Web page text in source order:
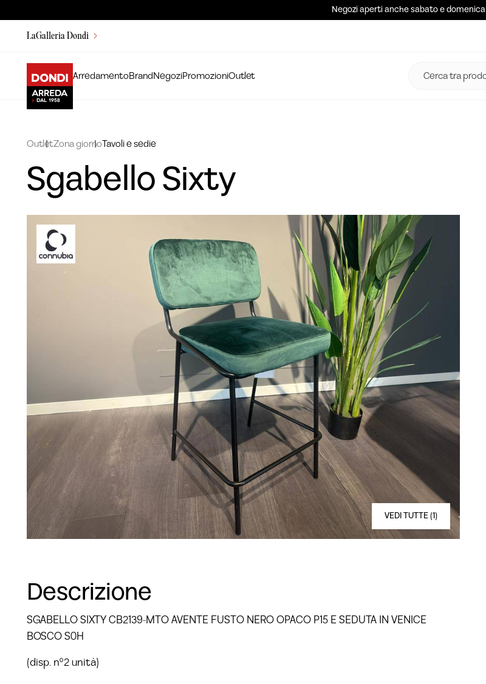
Negozi aperti anche sabato e domenica
LaGalleria Dondi
ArredamentoBrandNegoziPromozioniOutlet
OutletZona giornoTavoli e sedie
Sgabello Sixty
VEDI TUTTE (1)
Descrizione
SGABELLO SIXTY CB2139-MTO AVENTE FUSTO NERO OPACO P15 E SEDUTA IN VENICE
BOSCO S0H
(disp. n°2 unità)